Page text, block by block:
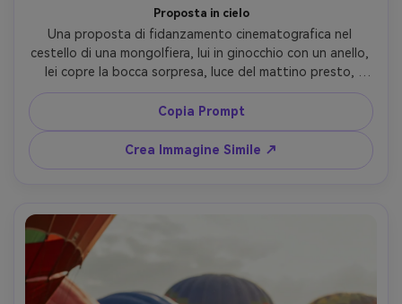
Proposta in cielo
Una proposta di fidanzamento cinematografica nel
cestello di una mongolfiera, lui in ginocchio con un anello,
lei copre la bocca sorpresa, luce del mattino presto,
bagliore del bruciatore illumina i volti, nuvole soffici e
mongolfiere lontane fuori dal cestello, scattata con
Nikon Z8, 35mm f/1.8, primo piano intimo a profondità di
campo ridotta, dettagli fotorealistici, stile
documentaristico emozionale --ar 4:5
Copia Prompt
Crea Immagine Simile ↗